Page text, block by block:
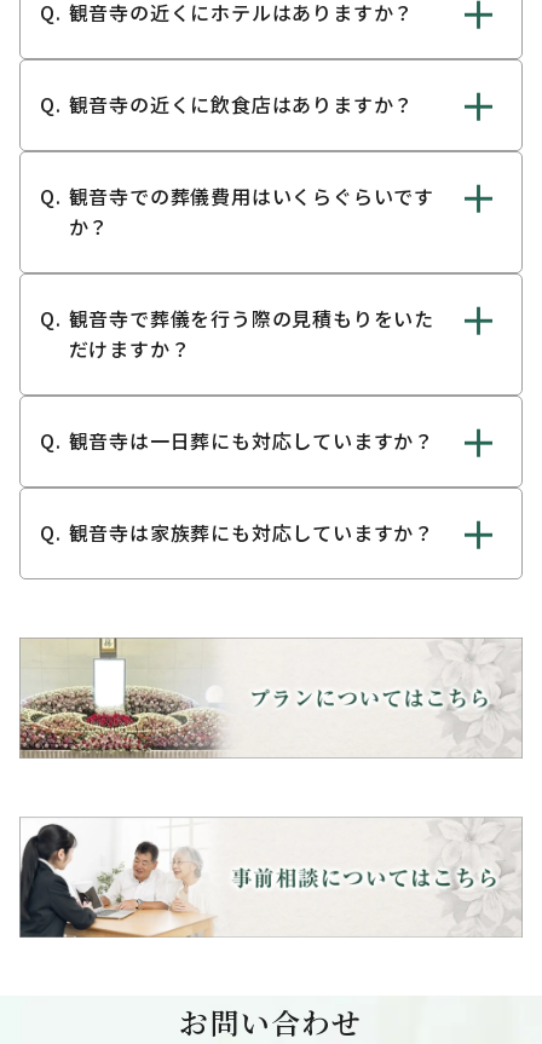
観音寺の近くにホテルはありますか？
観音寺の近くに飲食店はありますか？
観音寺での葬儀費用はいくらぐらいです
か？
観音寺で葬儀を行う際の見積もりをいた
だけますか？
観音寺は一日葬にも対応していますか？
観音寺は家族葬にも対応していますか？
お問い合わせ